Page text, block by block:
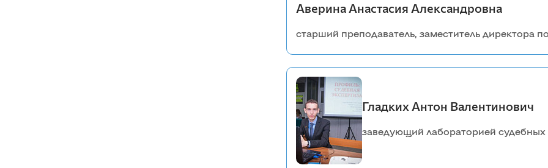
Аверина Анастасия Александровна
старший преподаватель, заместитель директора
Гладких Антон Валентинович
заведующий лабораторией судебных